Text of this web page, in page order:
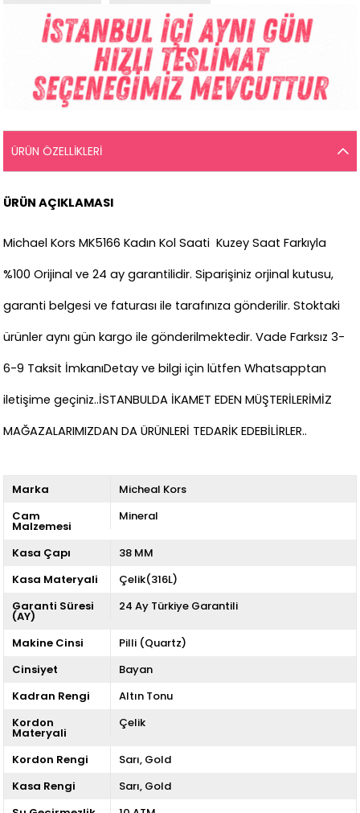
ÜRÜN ÖZELLIKLERI
ÜRÜN AÇIKLAMASI
Michael Kors MK5166 Kadın Kol Saati Kuzey Saat Farkıyla
%100 Orijinal ve 24 ay garantilidir. Siparişiniz orjinal kutusu,
garanti belgesi ve faturası ile tarafınıza gönderilir. Stoktaki
ürünler aynı gün kargo ile gönderilmektedir. Vade Farksız 3-
6-9 Taksit İmkanıDetay ve bilgi için lütfen Whatsapptan
iletişime geçiniz..İSTANBULDA İKAMET EDEN MÜŞTERİLERİMİZ
MAĞAZALARIMIZDAN DA ÜRÜNLERİ TEDARİK EDEBİLİRLER..
Marka
Micheal Kors
Cam
Malzemesi
Mineral
Kasa Çapı
38 MM
Kasa Materyali
Çelik(316L)
Garanti Süresi
(AY)
24 Ay Türkiye Garantili
Makine Cinsi
Pilli (Quartz)
Cinsiyet
Bayan
Kadran Rengi
Altın Tonu
Kordon
Materyali
Çelik
Kordon Rengi Sarı Gold
Kasa Rengi
Sarı Gold